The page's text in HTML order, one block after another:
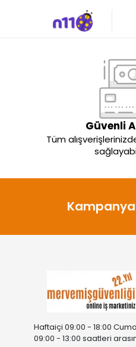
Güvenli
Tüm
Haftaiçi 09:00 - 18:00
09:00 - 13:00 saatleri